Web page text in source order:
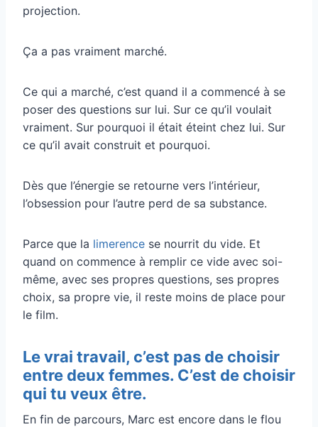
projection.
Ça a pas vraiment marché.
Ce qui a marché, c’est quand il a commencé à se
poser des questions sur lui. Sur ce qu’il voulait
vraiment. Sur pourquoi il était éteint chez lui. Sur
ce qu’il avait construit et pourquoi.
Dès que l’énergie se retourne vers l’intérieur,
l’obsession pour l’autre perd de sa substance.
Parce que la limerence se nourrit du vide. Et
quand on commence à remplir ce vide avec soi-
même, avec ses propres questions, ses propres
choix, sa propre vie, il reste moins de place pour
le film.
Le vrai travail, c’est pas de choisir
entre deux femmes. C’est de choisir
qui tu veux être.
En fin de parcours, Marc est encore dans le flou